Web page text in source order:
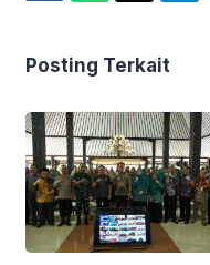
Posting Terkait